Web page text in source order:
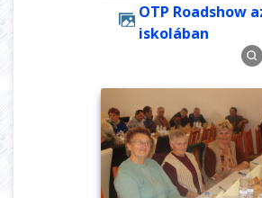
OTP Roadshow az
iskolában